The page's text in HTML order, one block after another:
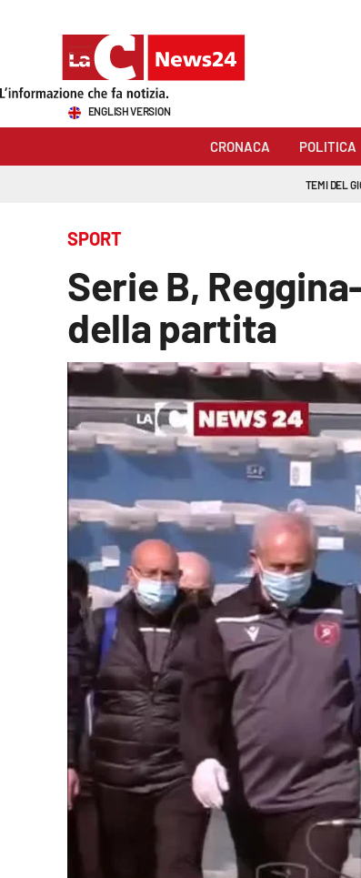
Sezioni
Economia e lavoro
Italia Mondo
Economia e Lavoro
ENGLISH VERSION
CRONACA POLITICA
TEMI DEL
SPORT
Serie B,
della partita